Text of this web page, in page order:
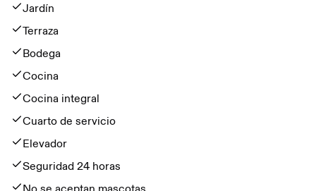
Jardín
Terraza
Bodega
Cocina
Cocina integral
Cuarto de servicio
Elevador
Seguridad 24 horas
No se aceptan mascotas